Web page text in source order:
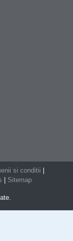
si conditii
Sitemap